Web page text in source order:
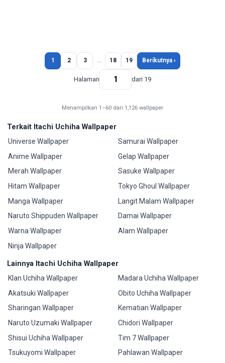
1 2 3 … 18 19 Berikutnya ›
Halaman dari 19
Menampilkan 1–60 dari 1,126 wallpaper
Terkait Itachi Uchiha Wallpaper
Universe Wallpaper
Anime Wallpaper
Merah Wallpaper
Hitam Wallpaper
Manga Wallpaper
Naruto Shippuden Wallpaper
Warna Wallpaper
Ninja Wallpaper
Samurai Wallpaper
Gelap Wallpaper
Sasuke Wallpaper
Tokyo Ghoul Wallpaper
Langit Malam Wallpaper
Damai Wallpaper
Alam Wallpaper
Lainnya Itachi Uchiha Wallpaper
Klan Uchiha Wallpaper
Akatsuki Wallpaper
Sharingan Wallpaper
Naruto Uzumaki Wallpaper
Shisui Uchiha Wallpaper
Tsukuyomi Wallpaper
Madara Uchiha Wallpaper
Obito Uchiha Wallpaper
Kematian Wallpaper
Chidori Wallpaper
Tim 7 Wallpaper
Pahlawan Wallpaper